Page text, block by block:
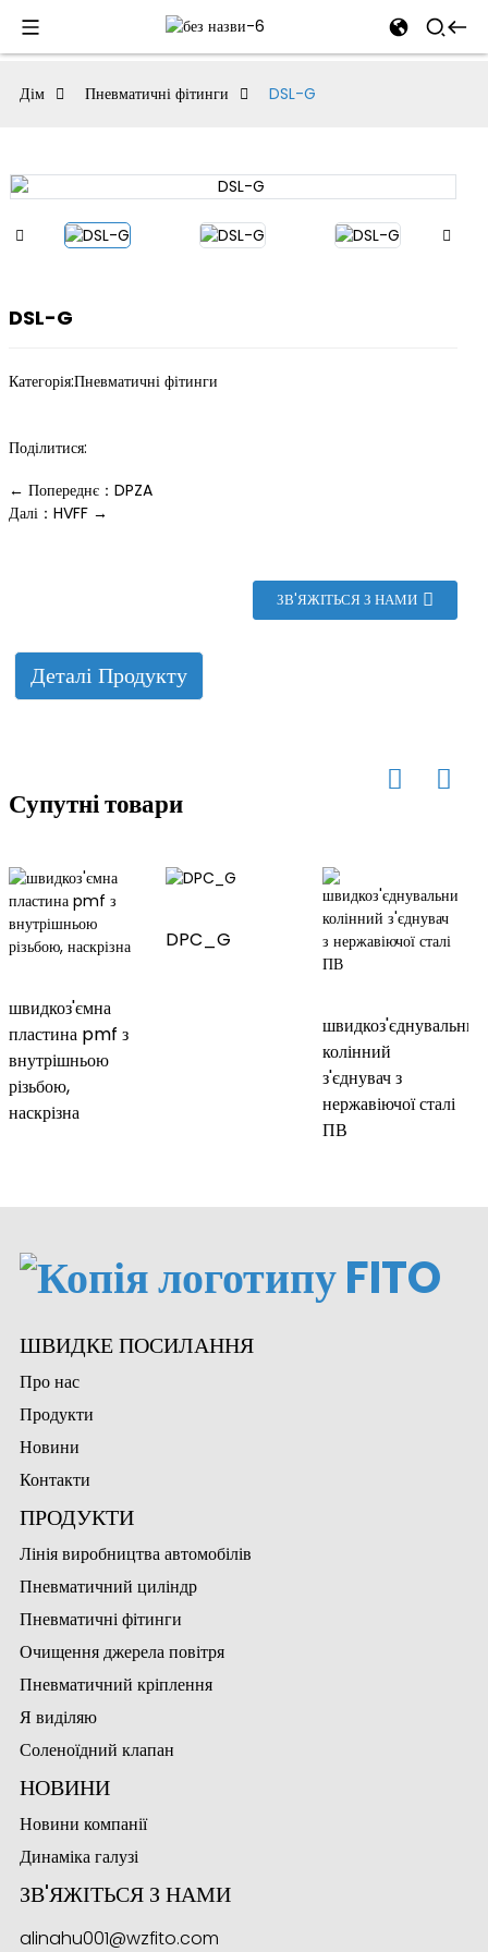
Дім Пневматичні фітинги DSL-G
DSL-G
Категорія:Пневматичні фітинги
Поділитися:
← Попереднє：DPZA
Далі：HVFF →
ЗВ'ЯЖІТЬСЯ З НАМИ
Деталі Продукту
Супутні товари
швидкоз'ємна
пластина pmf з
внутрішньою
різьбою,
наскрізна
DPC_G
швидкоз'єднувальний
колінний
з'єднувач з
нержавіючої сталі
ПВ
ШВИДКЕ ПОСИЛАННЯ
Про нас
Продукти
Новини
Контакти
ПРОДУКТИ
Лінія виробництва автомобілів
Пневматичний циліндр
Пневматичні фітинги
Очищення джерела повітря
Пневматичний кріплення
Я виділяю
Соленоїдний клапан
НОВИНИ
Новини компанії
Динаміка галузі
ЗВ'ЯЖІТЬСЯ З НАМИ
alinahu001@wzfito.com